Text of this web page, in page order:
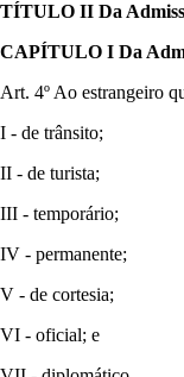
TÍTULO II Da
CAPÍTULO I Da
Art. 4º Ao estrangeiro
I - de trânsito;
II - de turista;
III - temporário;
IV - permanente;
V - de cortesia;
VI - oficial; e